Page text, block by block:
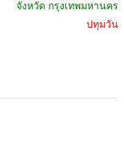
จังหวัด กรุงเทพมหานคร
ปทุมวัน